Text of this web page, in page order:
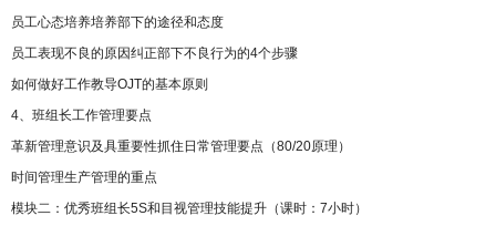
员工心态培养培养部下的途径和态度
员工表现不良的原因纠正部下不良行为的4个步骤
如何做好工作教导OJT的基本原则
4、班组长工作管理要点
革新管理意识及具重要性抓住日常管理要点（80/20原理）
时间管理生产管理的重点
模块二：优秀班组长5S和目视管理技能提升（课时：7小时）